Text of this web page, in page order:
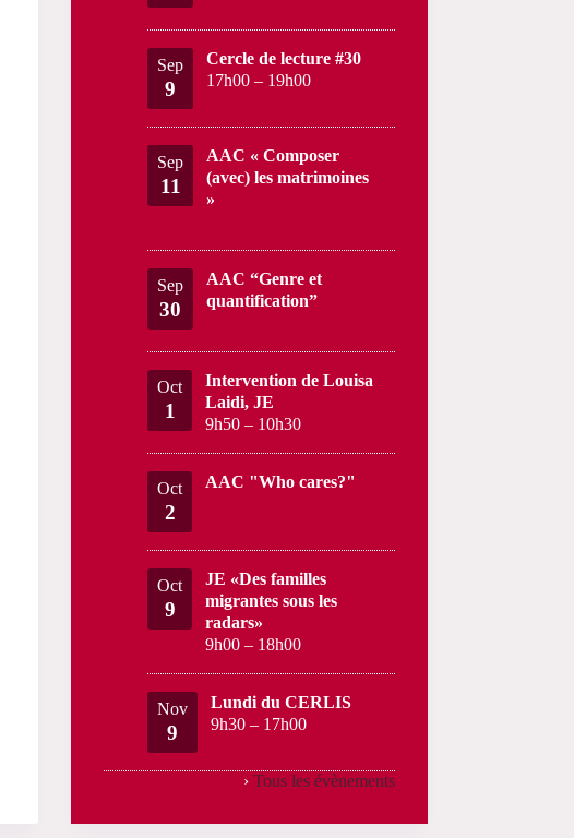
Sep
9
Cercle de lecture #30
17h00 – 19h00
Sep
11
AAC « Composer
(avec) les matrimoines
»
Sep
30
AAC “Genre et
quantification”
Oct
1
Intervention de Louisa
Laidi, JE
9h50 – 10h30
Oct
2
AAC "Who cares?"
Oct
9
JE «Des familles
migrantes sous les
radars»
9h00 – 18h00
Nov
9
Lundi du CERLIS
9h30 – 17h00
› Tous les évènements